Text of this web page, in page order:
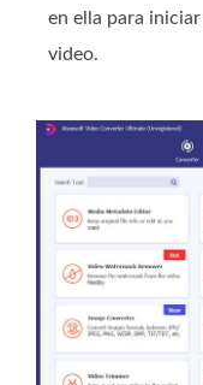
en ella para
video.